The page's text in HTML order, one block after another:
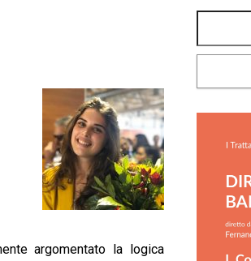
argomentato la logica